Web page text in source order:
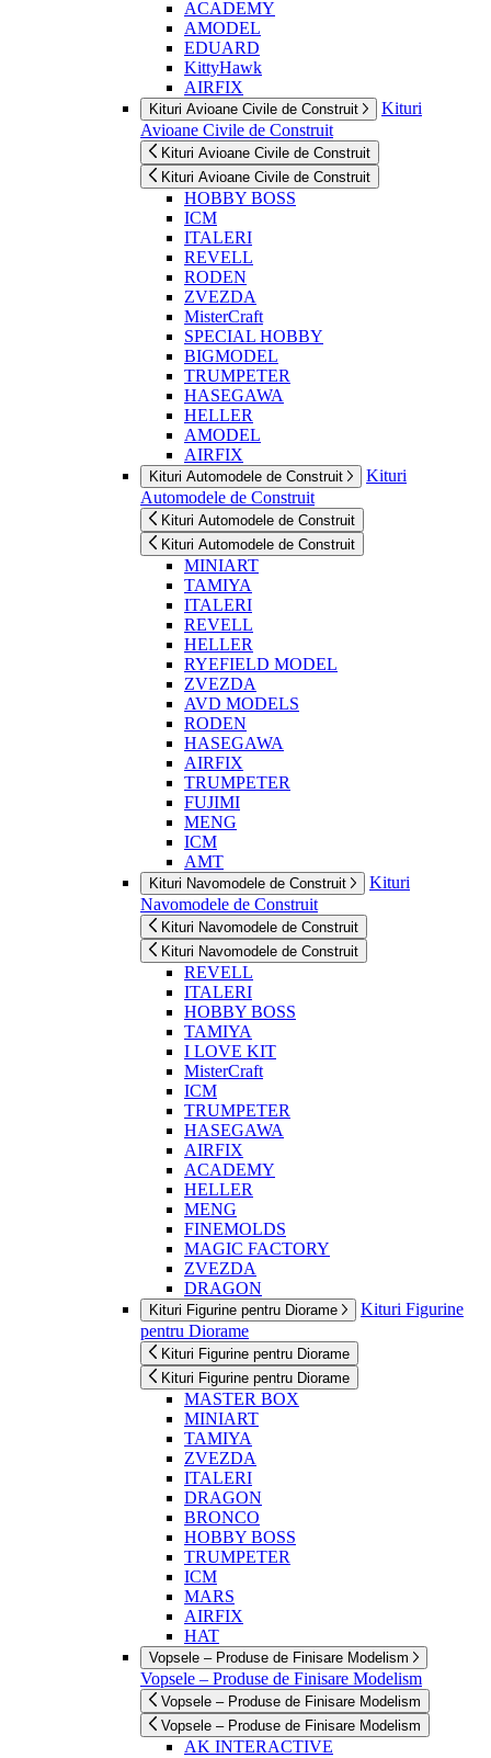
ACADEMY
AMODEL
EDUARD
KittyHawk
AIRFIX
Kituri Avioane Civile de Construit
Kituri
Avioane Civile de Construit
Kituri Avioane Civile de Construit
Kituri Avioane Civile de Construit
HOBBY BOSS
ICM
ITALERI
REVELL
RODEN
ZVEZDA
MisterCraft
SPECIAL HOBBY
BIGMODEL
TRUMPETER
HASEGAWA
HELLER
AMODEL
AIRFIX
Kituri Automodele de Construit
Kituri
Automodele de Construit
Kituri Automodele de Construit
Kituri Automodele de Construit
MINIART
TAMIYA
ITALERI
REVELL
HELLER
RYEFIELD MODEL
ZVEZDA
AVD MODELS
RODEN
HASEGAWA
AIRFIX
TRUMPETER
FUJIMI
MENG
ICM
AMT
Kituri Navomodele de Construit
Kituri
Navomodele de Construit
Kituri Navomodele de Construit
Kituri Navomodele de Construit
REVELL
ITALERI
HOBBY BOSS
TAMIYA
I LOVE KIT
MisterCraft
ICM
TRUMPETER
HASEGAWA
AIRFIX
ACADEMY
HELLER
MENG
FINEMOLDS
MAGIC FACTORY
ZVEZDA
DRAGON
Kituri Figurine pentru Diorame
Kituri Figurine
pentru Diorame
Kituri Figurine pentru Diorame
Kituri Figurine pentru Diorame
MASTER BOX
MINIART
TAMIYA
ZVEZDA
ITALERI
DRAGON
BRONCO
HOBBY BOSS
TRUMPETER
ICM
MARS
AIRFIX
HAT
Vopsele – Produse de Finisare Modelism
Vopsele – Produse de Finisare Modelism
Vopsele – Produse de Finisare Modelism
Vopsele – Produse de Finisare Modelism
AK INTERACTIVE